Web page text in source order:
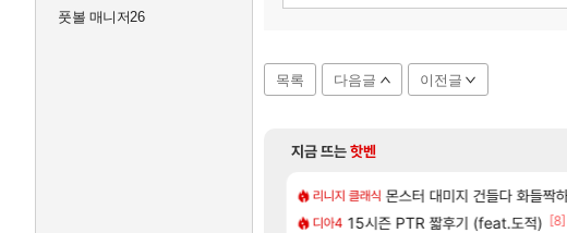
풋볼 매니저26
목록 다음글 이전글
지금 뜨는핫벤
리니지 클래식 몬스터 대미지 건들다 화들짝하고
디아4 15시즌 PTR 짧후기 (feat.도적) [8]
PV 로스트아크 죽음의 계율자, 벨가르딘 티
TCGP 이로치 메가가디안 ex구해요 [2]